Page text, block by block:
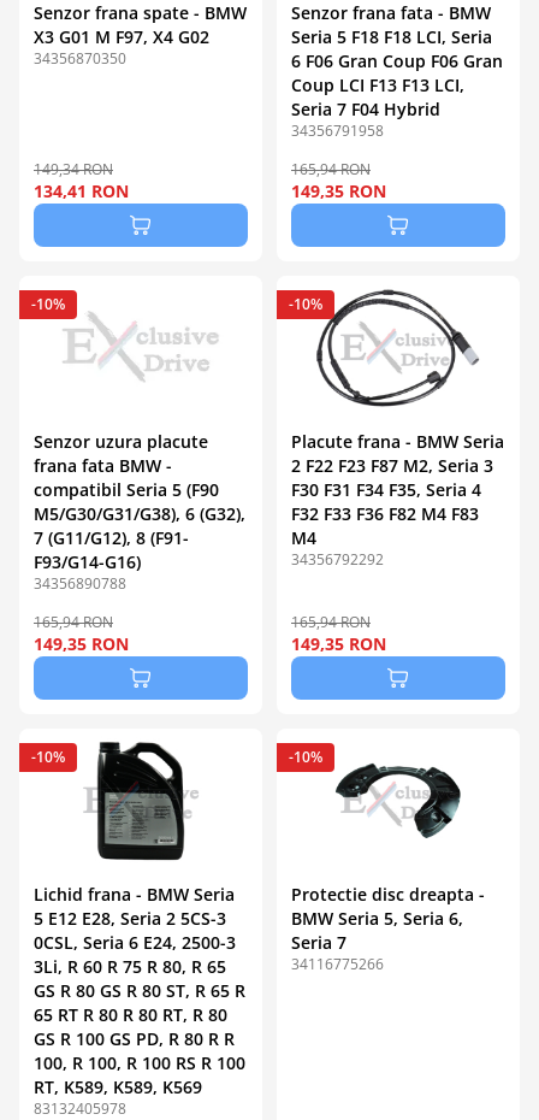
Senzor frana spate - BMW
X3 G01 M F97, X4 G02
34356870350
149,34 RON
134,41 RON
Senzor frana fata - BMW
Seria 5 F18 F18 LCI, Seria
6 F06 Gran Coup F06 Gran
Coup LCI F13 F13 LCI,
Seria 7 F04 Hybrid
34356791958
165,94 RON
149,35 RON
Senzor uzura placute
frana fata BMW -
compatibil Seria 5 (F90
M5/G30/G31/G38), 6 (G32),
7 (G11/G12), 8 (F91-
F93/G14-G16)
34356890788
165,94 RON
149,35 RON
-10%
Placute frana - BMW Seria
2 F22 F23 F87 M2, Seria 3
F30 F31 F34 F35, Seria 4
F32 F33 F36 F82 M4 F83
M4
34356792292
165,94 RON
149,35 RON
-10%
Lichid frana - BMW Seria
5 E12 E28, Seria 2 5CS-3
0CSL, Seria 6 E24, 2500-3
3Li, R 60 R 75 R 80, R 65
GS R 80 GS R 80 ST, R 65 R
65 RT R 80 R 80 RT, R 80
GS R 100 GS PD, R 80 R R
100, R 100, R 100 RS R 100
RT, K589, K589, K569
83132405978
-10%
Protectie disc dreapta -
BMW Seria 5, Seria 6,
Seria 7
34116775266
-10%